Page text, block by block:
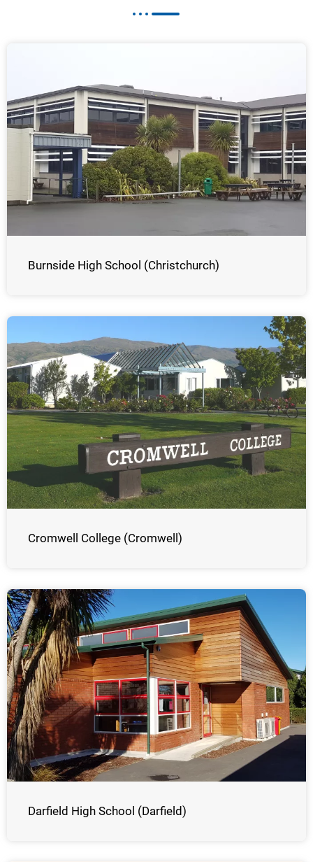
Burnside High School (Christchurch)
Cromwell College (Cromwell)
Darfield High School (Darfield)